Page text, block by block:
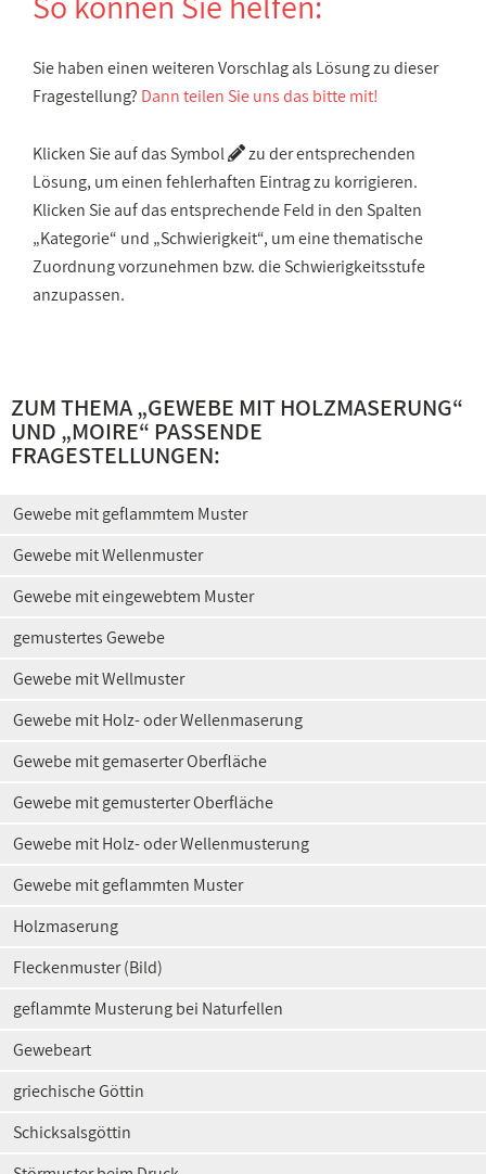
Sie haben einen weiteren Vorschlag als Lösung zu dieser
Fragestellung? Dann teilen Sie uns das bitte mit!
Klicken Sie auf das Symbol
zu der entsprechenden
Lösung, um einen fehlerhaften Eintrag zu korrigieren.
Klicken Sie auf das entsprechende Feld in den Spalten
„Kategorie“ und „Schwierigkeit“, um eine thematische
Zuordnung vorzunehmen bzw. die Schwierigkeitsstufe
anzupassen.
ZUM THEMA „GEWEBE MIT HOLZMASERUNG“
UND „MOIRE“ PASSENDE
FRAGESTELLUNGEN:
Gewebe mit geflammtem Muster
Gewebe mit Wellenmuster
Gewebe mit eingewebtem Muster
gemustertes Gewebe
Gewebe mit Wellmuster
Gewebe mit Holz- oder Wellenmaserung
Gewebe mit gemaserter Oberfläche
Gewebe mit gemusterter Oberfläche
Gewebe mit Holz- oder Wellenmusterung
Gewebe mit geflammten Muster
Holzmaserung
Fleckenmuster (Bild)
geflammte Musterung bei Naturfellen
Gewebeart
griechische Göttin
Schicksalsgöttin